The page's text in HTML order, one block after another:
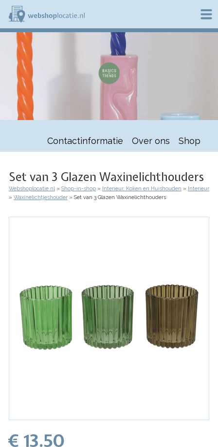
Overslaan
naar
de
inhoud
l
Contactinformatie Over ons Shop
Set van 3 Glazen Waxinelichthouders
Kruimelpad
Webshoplocatie.nl Shop-in-shop Interieur, Koken en Huishouden
Interieur
Waxinelichtjeshouder
Set van 3 Glazen Waxinelichthouders
€ 13.50